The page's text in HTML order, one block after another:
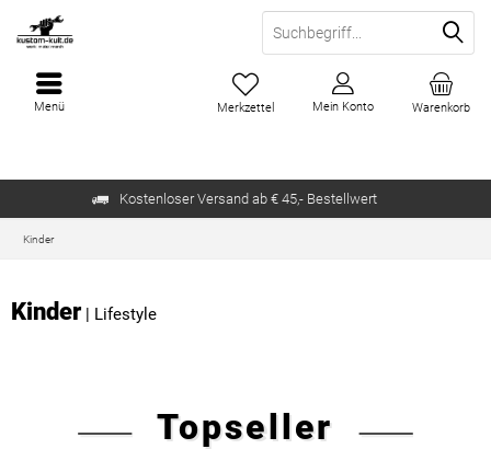
Kostenloser Versand ab € 45,- Bestellwert
Warenkorb
Merkzettel Mein Konto
Menü
Kinder
Kinder| Lifestyle
Topseller